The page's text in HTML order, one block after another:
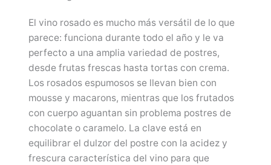
El vino rosado es mucho más versátil de lo que
parece: funciona durante todo el año y le va
perfecto a una amplia variedad de postres,
desde frutas frescas hasta tortas con crema.
Los rosados espumosos se llevan bien con
mousse y macarons, mientras que los frutados
con cuerpo aguantan sin problema postres de
chocolate o caramelo. La clave está en
equilibrar el dulzor del postre con la acidez y
frescura característica del vino para que